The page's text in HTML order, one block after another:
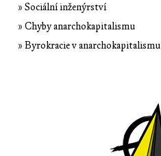
» Sociální inženýrství
» Chyby anarchokapitalismu
» Byrokracie v anarchokapitalismu